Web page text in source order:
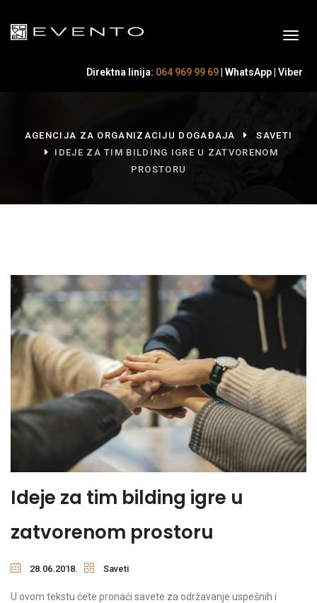
Direktna linija: 064 969 99 69 WhatsApp Viber
AGENCIJA ZA ORGANIZACIJU DOGAĐAJA
SAVETI
IDEJE ZA TIM BILDING IGRE U ZATVORENOM
PROSTORU
Ideje za tim bilding igre u
zatvorenom prostoru
28.06.2018. Saveti
U ovom tekstu ćete pronaći savete za održavanje uspešnih i